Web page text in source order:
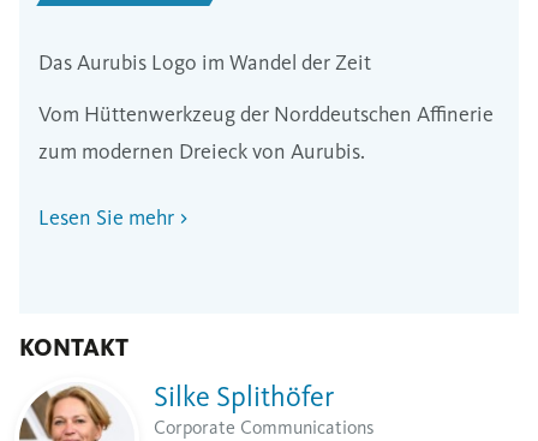
Das Aurubis Logo im Wandel der Zeit
Vom Hüttenwerkzeug der Norddeutschen Affinerie
zum modernen Dreieck von Aurubis.
Lesen Sie mehr
KONTAKT
Silke Splithöfer
Corporate Communications